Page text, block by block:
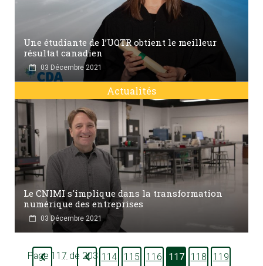
Une étudiante de l’UQTR obtient le meilleur
résultat canadien
03 Décembre 2021
Actualités
Le CNIMI s'implique dans la transformation
numérique des entreprises
03 Décembre 2021
Page 117 de 203
... 114 115 116 117 118 119